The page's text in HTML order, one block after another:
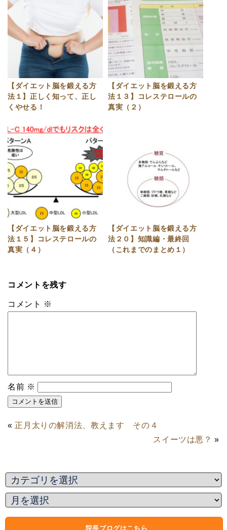
【ダイエット脳を鍛える方
法１】正しく知って、正し
くやせる！
【ダイエット脳を鍛える方
法１３】コレステロールの
真実（２）
【ダイエット脳を鍛える方
法１５】コレステロールの
真実（４）
【ダイエット脳を鍛える方
法２０】知識編・最終回
（これまでのまとめ１）
コメントを残す
コメント ※
名前 ※
« 正月太りの解消法、教えます その４
スイーツは悪？ »
院長ブログはこちら